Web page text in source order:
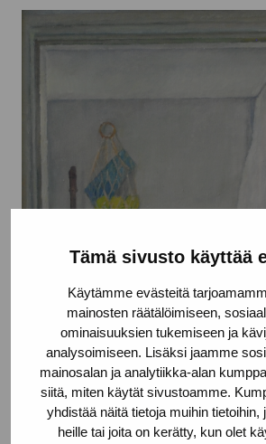
Tämä sivusto käyttää
Käytämme evästeitä
mainosten räätälöimiseen,
ominaisuuksien tukemiseen ja
analysoimiseen. Lisäksi jaamme
mainosalan ja analytiikka-alan
siitä, miten käytät sivustoamme.
yhdistää näitä tietoja muihin tietoihin,
heille tai joita on kerätty, kun olet